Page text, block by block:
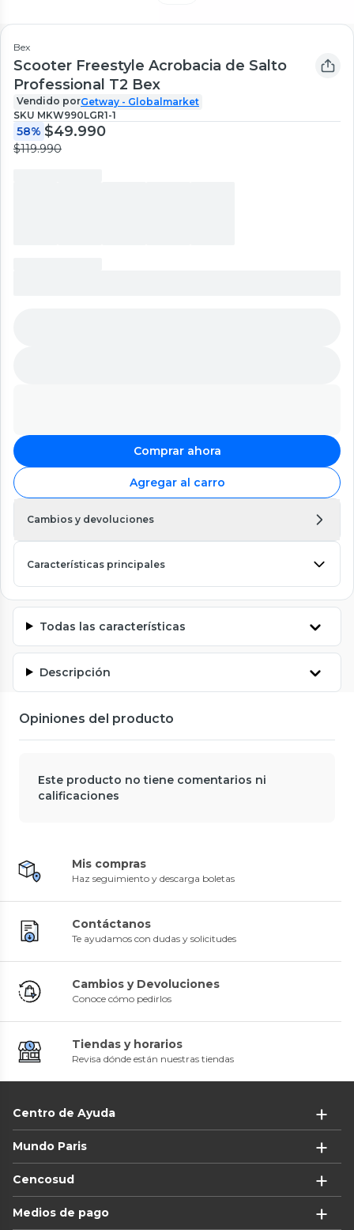
Bex
Scooter Freestyle Acrobacia de Salto
Professional T2 Bex
Vendido porGetway - Globalmarket
SKU MKW990LGR1-1
58% $49.990
$119.990
Comprar ahora
Agregar al carro
Cambios y devoluciones
Características principales
Todas las características
Descripción
Opiniones del producto
Este producto no tiene comentarios ni
calificaciones
Mis compras
Haz seguimiento y descarga boletas
Contáctanos
Te ayudamos con dudas y solicitudes
Cambios y Devoluciones
Conoce cómo pedirlos
Tiendas y horarios
Revisa dónde están nuestras tiendas
Centro de Ayuda
Mundo Paris
Cencosud
Medios de pago